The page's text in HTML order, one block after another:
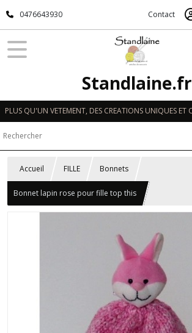
0476643930 Contact
Standlaine.fr
Accueil FILLE Bonnets
Bonnet lapin rose pour fille top this